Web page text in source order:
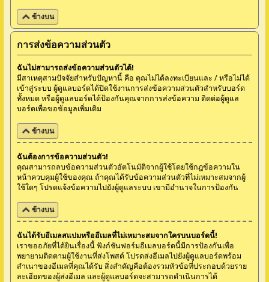
ข้างบน
การส่งข้อความส่วนตัว
ฉันไม่สามารถส่งข้อความส่วนตัวได้!
มีสาเหตุสามปัจจัยสำหรับปัญหานี้ คือ คุณไม่ได้ลงทะเบียนและ / หรือไม่ได้
เข้าสู่ระบบ ผู้ดูแลบอร์ดได้ปิดใช้งานการส่งข้อความส่วนตัวสำหรับบอร์ด
ทั้งหมด หรือผู้ดูแลบอร์ดได้ป้องกันคุณจากการส่งข้อความ ติดต่อผู้ดูแล
บอร์ดเพื่อขอข้อมูลเพิ่มเติม
ข้างบน
ฉันต้องการข้อความส่วนตัว!
คุณสามารถลบข้อความส่วนตัวอัตโนมัติจากผู้ใช้โดยใช้กฎข้อความใน
หน้าควบคุมผู้ใช้ของคุณ ถ้าคุณได้รับข้อความส่วนตัวที่ไม่เหมาะสมจากผู้
ใช้ใดๆ โปรดแจ้งข้อความไปยังผู้ดูแลระบบ เขามีอำนาจในการป้องกัน
ข้างบน
ฉันได้รับอีเมลสแปมหรืออีเมลที่ไม่เหมาะสมจากใครบนบอร์ดนี้!
เราขออภัยที่ได้ยินเรื่องนี้ ฟังก์ชันฟอร์มอีเมลบอร์ดนี้มีการป้องกันเพื่อ
พยายามติดตามผู้ใช้งานที่ส่งโพสต์ โปรดส่งอีเมลไปยังผู้ดูแลบอร์ดพร้อม
สำเนาของอีเมลที่คุณได้รับ สิ่งสำคัญคือต้องรวมหัวข้อที่ประกอบด้วยราย
ละเอียดของผู้ส่งอีเมล และผู้ดูแลบอร์ดจะสามารถดำเนินการได้